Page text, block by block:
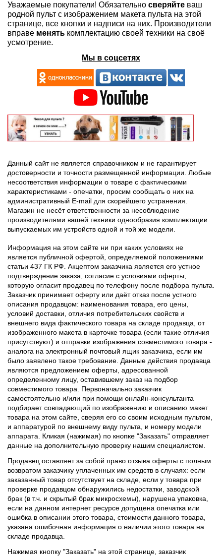
Уважаемые покупатели! Обязательно сверяйте ваш
родной пульт с изображением макета пульта на этой
странице, все кнопки и надписи на них. Производители
вправе менять комплектацию своей техники на своё
усмотрение.
Мы в соцсетях
Данный сайт не является справочником и не гарантирует
достоверности и точности размещенной информации. Любые
несоответствия информации о товаре с фактическими
характеристиками - опечатки, просим сообщать о них на
административный E-mail для скорейшего устранения.
Магазин не несёт ответственности за несоблюдение
производителями вашей техники однообразия комплектации
выпускаемых им устройств одной и той же модели.
Информация на этом сайте ни при каких условиях не
является публичной офертой, определяемой положениями
статьи 437 ГК РФ. Акцептом заказчика является его устное
подтверждение заказа, согласие с условиями оферты,
которую огласит продавец по телефону после подбора пульта.
Заказчик принимает оферту или даёт отказ после устного
описания продавцом: наименования товара, его цены,
условий доставки, отличия потребительских свойств и
внешнего вида фактического товара на складе продавца, от
изображенного макета в карточке товара (если такие отличия
присутствуют) и отправки изображения совместимого товара -
аналога на электронный почтовый ящик заказчика, если им
было заявлено такое требование. Данные действия продавца
являются предложением оферты, адресованной
определенному лицу, оставившему заказ на подбор
совместимого товара. Первоначально заказчик
самостоятельно и/или при помощи онлайн-консультанта
подбирает совпадающий по изображению и описанию макет
товара на этом сайте, сверяя его со своим исходным пультом,
и аппаратурой по внешнему виду пульта, и номеру модели
аппарата. Кликая (нажимая) по кнопке "Заказать" отправляет
данные на дополнительную проверку нашим специалистом.
Продавец оставляет за собой право отзыва оферты с полным
возвратом заказчику уплаченных им средств в случаях: если
заказанный товар отсутствует на складе, если у товара при
проверке продавцом обнаружились недостатки, заводской
брак (в т.ч. и скрытый брак микросхемы), нарушена упаковка,
если на данном интернет ресурсе допущена опечатка или
ошибка в описании этого товара, стоимости данного товара,
указана ошибочная информация о наличии этого товара на
складе продавца.
Нажимая кнопку "Заказать" на этой странице, заказчик